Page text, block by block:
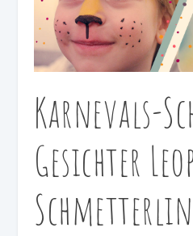
Karnevals-
Gesichter